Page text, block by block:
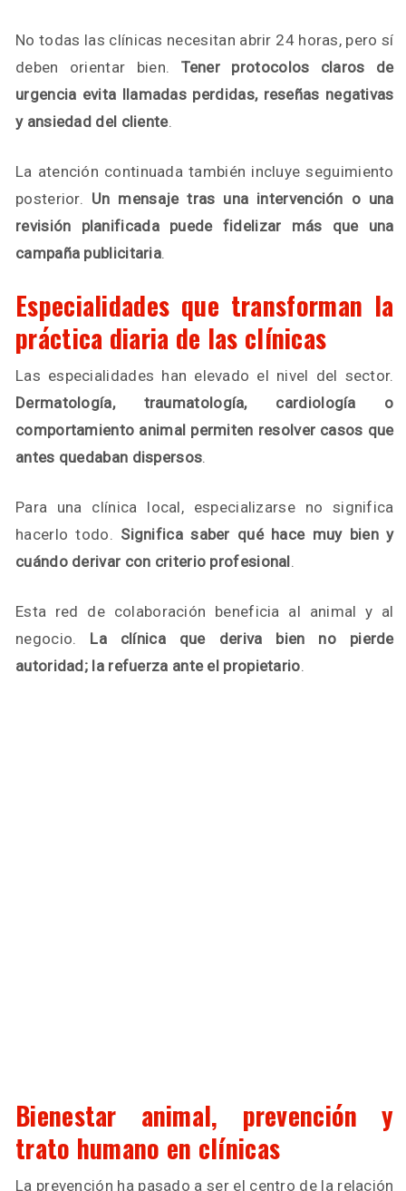
No todas las clínicas necesitan abrir 24 horas, pero sí
deben orientar bien. Tener protocolos claros de
urgencia evita llamadas perdidas, reseñas negativas
y ansiedad del cliente.
La atención continuada también incluye seguimiento
posterior. Un mensaje tras una intervención o una
revisión planificada puede fidelizar más que una
campaña publicitaria.
Especialidades que transforman la
práctica diaria de las clínicas
Las especialidades han elevado el nivel del sector.
Dermatología, traumatología, cardiología o
comportamiento animal permiten resolver casos que
antes quedaban dispersos.
Para una clínica local, especializarse no significa
hacerlo todo. Significa saber qué hace muy bien y
cuándo derivar con criterio profesional.
Esta red de colaboración beneficia al animal y al
negocio. La clínica que deriva bien no pierde
autoridad; la refuerza ante el propietario.
Bienestar animal, prevención y
trato humano en clínicas
La prevención ha pasado a ser el centro de la relación